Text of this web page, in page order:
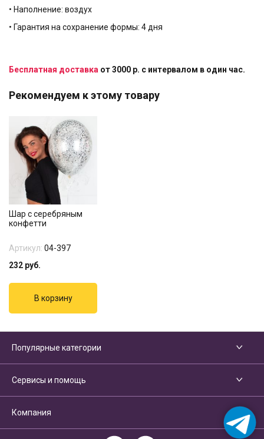
• Наполнение: воздух
• Гарантия на сохранение формы: 4 дня
Бесплатная доставка от 3000 р. с интервалом в один час.
Рекомендуем к этому товару
Шар с серебряным
конфетти
Артикул: 04-397
232 руб.
Популярные категории
Сервисы и помощь
Компания